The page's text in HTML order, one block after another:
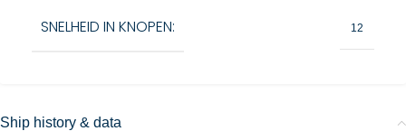
SNELHEID IN KNOPEN: 12
Ship history & data